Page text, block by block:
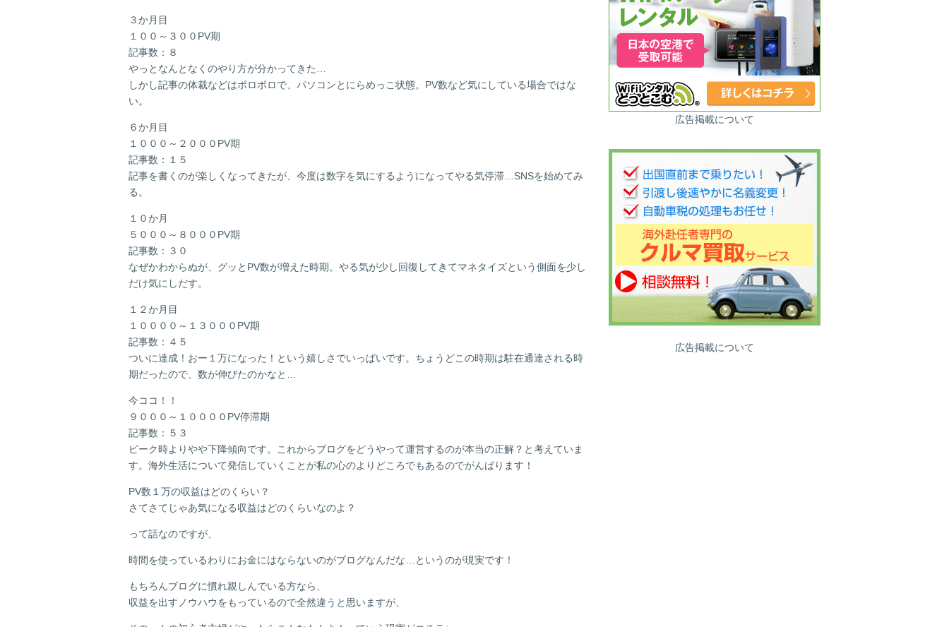
３か月目
１００～３００PV期
記事数：８
やっとなんとなくのやり方が分かってきた…
しかし記事の体裁などはボロボロで、パソコンとにらめっこ状態。PV数など気にしている場合ではな
い。
６か月目
１０００～２０００PV期
記事数：１５
記事を書くのが楽しくなってきたが、今度は数字を気にするようになってやる気停滞…SNSを始めてみ
る。
１０か月
５０００～８０００PV期
記事数：３０
なぜかわからぬが、グッとPV数が増えた時期。やる気が少し回復してきてマネタイズという側面を少し
だけ気にしだす。
１２か月目
１００００～１３０００PV期
記事数：４５
ついに達成！おー１万になった！という嬉しさでいっぱいです。ちょうどこの時期は駐在通達される時
期だったので、数が伸びたのかなと…
今ココ！！
９０００～１００００PV停滞期
記事数：５３
ピーク時よりやや下降傾向です。これからブログをどうやって運営するのが本当の正解？と考えていま
す。海外生活について発信していくことが私の心のよりどころでもあるのでがんばります！
PV数１万の収益はどのくらい？
さてさてじゃあ気になる収益はどのくらいなのよ？
って話なのですが、
時間を使っているわりにお金にはならないのがブログなんだな…というのが現実です！
もちろんブログに慣れ親しんでいる方なら、
収益を出すノウハウをもっているので全然違うと思いますが、
広告掲載について
広告掲載について